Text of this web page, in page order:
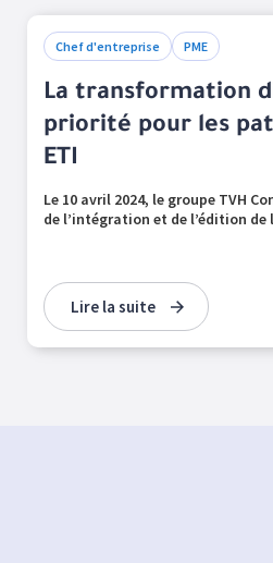
Chef d'entreprise PME
La transformation
priorité pour les
ETI
Le 10 avril 2024, le groupe TVH
de l’intégration et de l’édition de
Lire la suite